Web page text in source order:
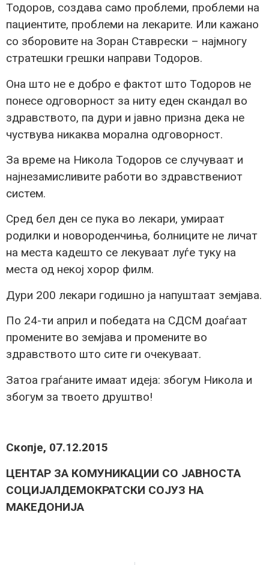
Тодоров, создава само проблеми, проблеми на
пациентите, проблеми на лекарите. Или кажано
со зборовите на Зоран Ставрески – најмногу
стратешки грешки направи Тодоров.
Она што не е добро е фактот што Тодоров не
понесе одговорност за ниту еден скандал во
здравството, па дури и јавно призна дека не
чуствува никаква морална одговорност.
За време на Никола Тодоров се случуваат и
најнезамисливите работи во здравствениот
систем.
Сред бел ден се пука во лекари, умираат
родилки и новороденчиња, болниците не личат
на места кадешто се лекуваат луѓе туку на
места од некој хорор филм.
Дури 200 лекари годишно ја напуштаат земјава.
По 24-ти април и победата на СДСМ доаѓаат
промените во земјава и промените во
здравството што сите ги очекуваат.
Затоа граѓаните имаат идеја: збогум Никола и
збогум за твоето друштво!
Скопје, 07.12.2015
ЦЕНТАР ЗА КОМУНИКАЦИИ СО ЈАВНОСТА
СОЦИЈАЛДЕМОКРАТСКИ СОЈУЗ НА
МАКЕДОНИЈА